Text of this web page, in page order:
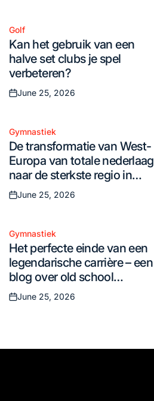
Posted
in
Golf
Kan het gebruik van een
halve set clubs je spel
verbeteren?
Posted
June 25, 2026
Posted
in
Gymnastiek
De transformatie van West-
Europa van totale nederlaag
naar de sterkste regio in
vrouwengymnastiek – een
old school gymnastiekblog
Posted
June 25, 2026
Posted
in
Gymnastiek
Het perfecte einde van een
legendarische carrière – een
blog over old school
gymnastiek
Posted
June 25, 2026